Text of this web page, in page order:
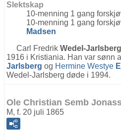
Slektskap
10-menning 1 gang
10-menning 1 gang
Madsen
Carl Fredrik Wedel-Jarlsberg
1916 i Kristiania. Han var sønn
Jarlsberg og Hermine Westye
Wedel-Jarlsberg døde i 1994.
Ole Christian Semb
M, f. 20 juli 1865